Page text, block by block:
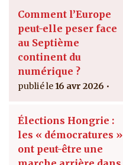
Comment l’Europe
peut-elle peser face
au Septième
continent du
numérique ?
16 avr 2026
Élections Hongrie :
les « démocratures »
ont peut-être une